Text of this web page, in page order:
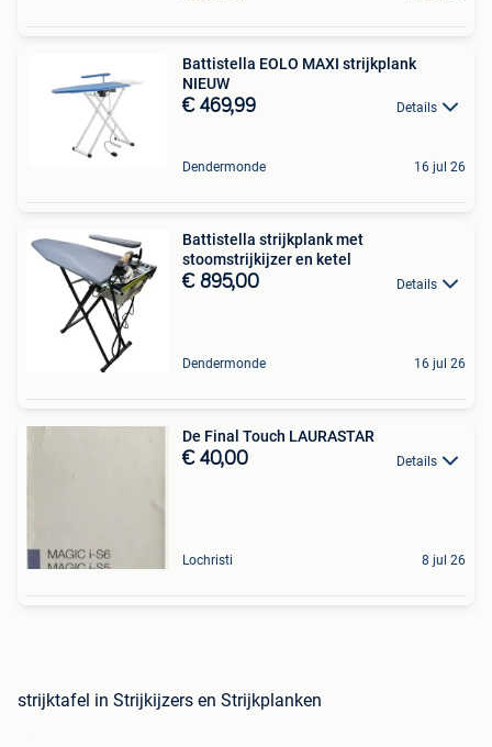
Battistella EOLO MAXI strijkplank
NIEUW
€ 469,99 Details
Dendermonde 16 jul 26
Battistella strijkplank met
stoomstrijkijzer en ketel
€ 895,00 Details
Dendermonde 16 jul 26
De Final Touch LAURASTAR
€ 40,00 Details
Lochristi 8 jul 26
strijktafel in Strijkijzers en Strijkplanken